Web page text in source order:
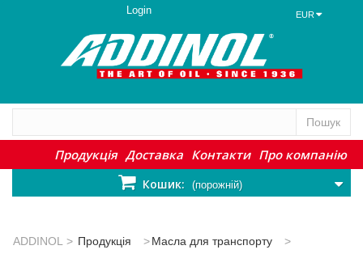
Login EUR
Пошук
Продукція Доставка Контакти Про компанію
Кошик: (порожній)
ADDINOL > Продукція >Масла для транспорту
>